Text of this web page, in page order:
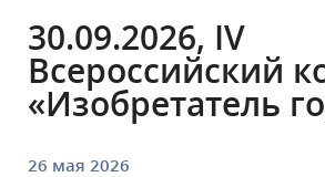
30.09.2026, IV
Всероссийский
«Изобретатель
26 мая 2026